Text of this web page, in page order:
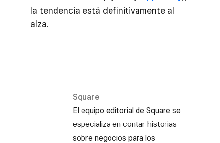
la tendencia está definitivamente al
alza.
Square
El equipo editorial de Square se
especializa en contar historias
sobre negocios para los